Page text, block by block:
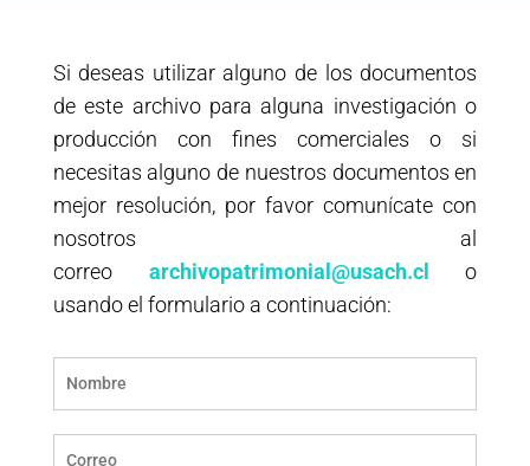
Si deseas utilizar alguno de los documentos
de este archivo para alguna investigación o
producción con fines comerciales o si
necesitas alguno de nuestros documentos en
mejor resolución, por favor comunícate con
nosotros al
correo archivopatrimonial@usach.cl
o
usando el formulario a continuación: